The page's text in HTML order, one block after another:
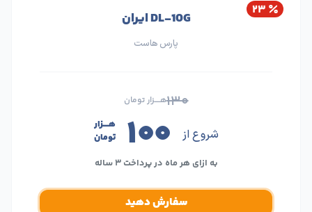
۲۳ DL-10G ایران
پارس هاست
۱۳۰هــــزار تومان
شروع از ۱۰۰
هــــزار
تومان
به ازای هر ماه در پرداخت ۳ ساله
سفارش دهید